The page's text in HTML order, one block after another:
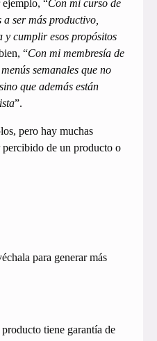
ejemplo, “Con mi curso de
ser más productivo,
cumplir esos propósitos
“Con mi membresía de
semanales que no
que además están
”.
pero hay muchas
percibido de un producto o
para generar más
tiene garantía de